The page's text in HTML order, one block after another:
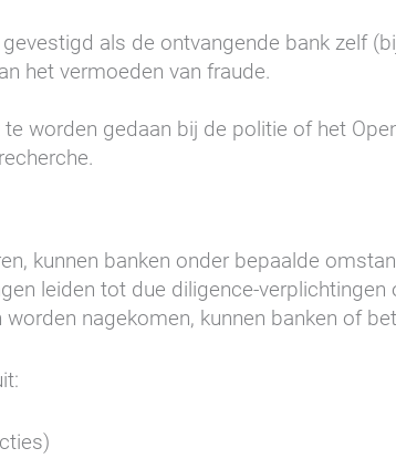
als de ontvangende bank zelf
het vermoeden van fraude.
worden gedaan bij de politie of het
kunnen banken onder bepaalde
leiden tot due diligence-
nagekomen, kunnen banken of